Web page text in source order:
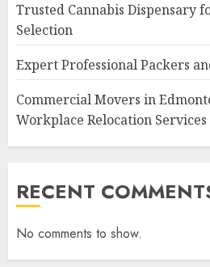
Trusted Cannabis Dispensary
Selection
Expert Professional Packers
Commercial Movers in
Workplace Relocation Services
RECENT
No comments to show.